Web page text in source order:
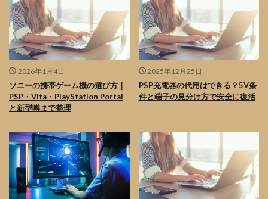
2026年1月4日
ソニーの携帯ゲーム機の選び方｜
PSP・Vita・PlayStation Portal
と新型噂まで整理
2025年12月25日
PSP充電器の代用はできる？5V条
件と端子の見分け方で安全に復活